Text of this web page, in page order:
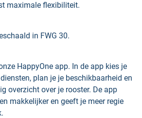
maximale flexibiliteit.
in FWG 30.
HappyOne app. In de app kies je
plan je je beschikbaarheid en
overzicht over je rooster. De app
makkelijker en geeft je meer regie